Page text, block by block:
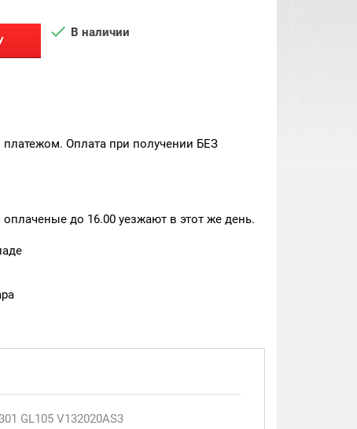
 В наличии
Оплата при получении БЕЗ
до 16.00 уезжают в этот же день.
GL105 V132020AS3